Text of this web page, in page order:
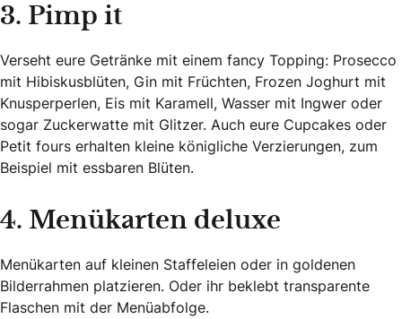
3. Pimp it
Verseht eure Getränke mit einem fancy Topping: Prosecco
mit Hibiskusblüten, Gin mit Früchten, Frozen Joghurt mit
Knusperperlen, Eis mit Karamell, Wasser mit Ingwer oder
sogar Zuckerwatte mit Glitzer. Auch eure Cupcakes oder
Petit fours erhalten kleine königliche Verzierungen, zum
Beispiel mit essbaren Blüten.
4. Menükarten deluxe
Menükarten auf kleinen Staffeleien oder in goldenen
Bilderrahmen platzieren. Oder ihr beklebt transparente
Flaschen mit der Menüabfolge.